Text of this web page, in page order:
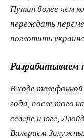
Путин более чем
переждать
поглотить
Разрабатываем
В ходе
года, после того
севере и юге,
Валерием